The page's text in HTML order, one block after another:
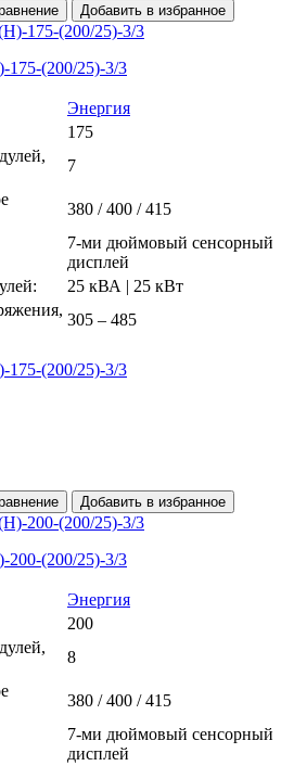
Добавить в избранное
(200/25)-3/3
Энергия
175
7
380 / 400 / 415
7-ми дюймовый сенсорный
дисплей
25 кВА | 25 кВт
305 – 485
(200/25)-3/3
Добавить в избранное
(200/25)-3/3
Энергия
200
8
380 / 400 / 415
7-ми дюймовый сенсорный
дисплей